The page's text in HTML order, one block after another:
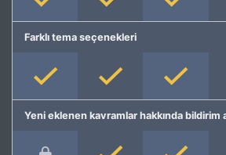
Farklı tema seçenekleri
Yeni eklenen kavramlar hakkında bildirim